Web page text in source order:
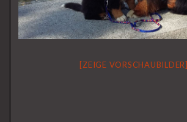
[ZEIGE VORSCHAUBILDER]